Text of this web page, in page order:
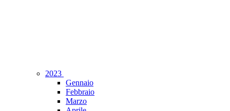
2023
Gennaio
Febbraio
Marzo